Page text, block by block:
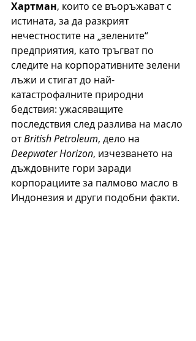
Хартман, които се въоръжават с
истината, за да разкрият
нечестностите на „зелените“
предприятия, като тръгват по
следите на корпоративните зелени
лъжи и стигат до най-
катастрофалните природни
бедствия: ужасяващите
последствия след разлива на масло
от British Petroleum, дело на
Deepwater Horizon, изчезването на
дъждовните гори заради
корпорациите за палмово масло в
Индонезия и други подобни факти.